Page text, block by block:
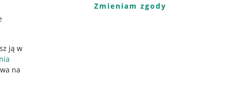
ją w
na
Zmieniam zgody